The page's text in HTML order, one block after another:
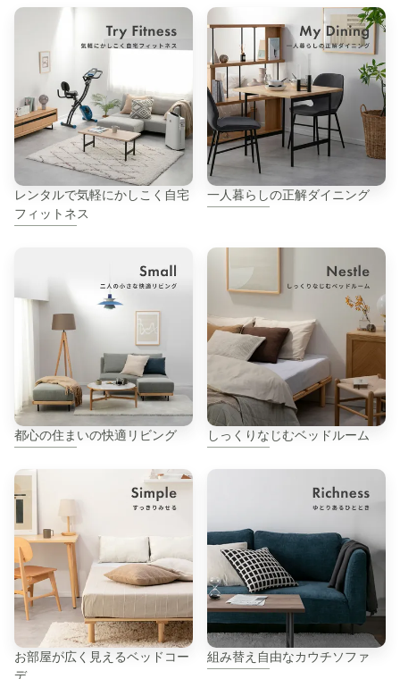
レンタルで気軽にかしこく自宅
フィットネス
一人暮らしの正解ダイニング
都心の住まいの快適リビング しっくりなじむベッドルーム
お部屋が広く見えるベッドコー
デ
組み替え自由なカウチソファ